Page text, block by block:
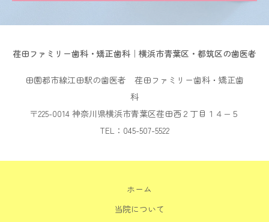
荏田ファミリー歯科・矯正歯科｜横浜市青葉区・都筑区の歯医者
田園都市線江田駅の歯医者 荏田ファミリー歯科・矯正歯
科
〒225-0014 神奈川県横浜市青葉区荏田西２丁目１４−５
TEL：045-507-5522
ホーム
当院について